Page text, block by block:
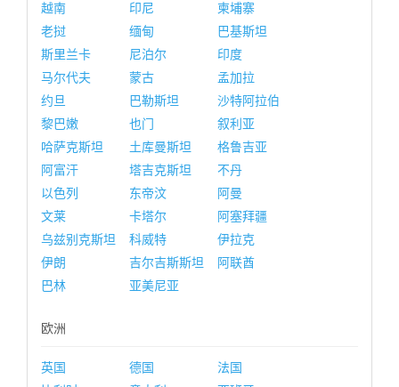
越南
印尼
柬埔寨
老挝
缅甸
巴基斯坦
斯里兰卡
尼泊尔
印度
马尔代夫
蒙古
孟加拉
约旦
巴勒斯坦
沙特阿拉伯
黎巴嫩
也门
叙利亚
哈萨克斯坦
土库曼斯坦
格鲁吉亚
阿富汗
塔吉克斯坦
不丹
以色列
东帝汶
阿曼
文莱
卡塔尔
阿塞拜疆
乌兹别克斯坦
科威特
伊拉克
伊朗
吉尔吉斯斯坦
阿联酋
巴林
亚美尼亚
欧洲
英国 德国
法国